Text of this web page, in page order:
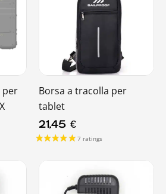
per
Borsa a tracolla per
tablet
21,45 €